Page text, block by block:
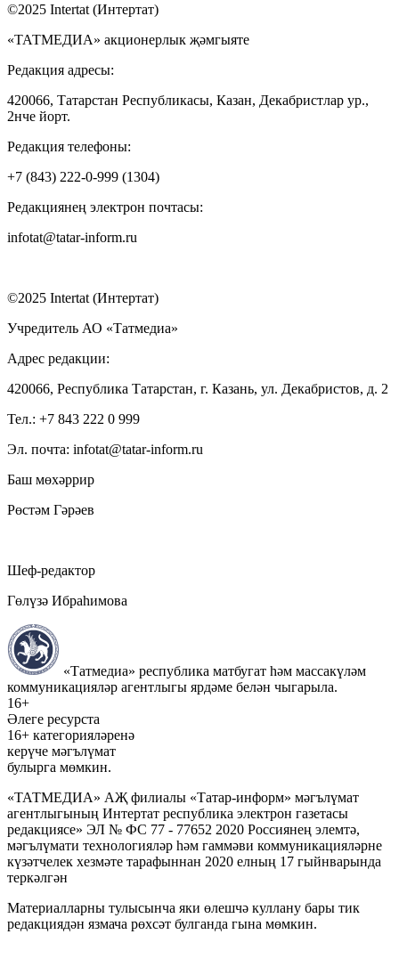
©2025 Intertat (Интертат)
«ТАТМЕДИА» акционерлык җәмгыяте
Редакция адресы:
420066, Татарстан Республикасы, Казан, Декабристлар ур.,
2нче йорт.
Редакция телефоны:
+7 (843) 222-0-999 (1304)
Редакциянең электрон почтасы:
infotat@tatar-inform.ru
©2025 Intertat (Интертат)
Учредитель АО «Татмедиа»
Адрес редакции:
420066, Республика Татарстан, г. Казань, ул. Декабристов, д. 2
Тел.: +7 843 222 0 999
Эл. почта: infotat@tatar-inform.ru
Баш мөхәррир
Рөстәм Гәрәев
Шеф-редактор
Гөлүзә Ибраһимова
«Татмедиа» республика матбугат һәм массакүләм
коммуникацияләр агентлыгы ярдәме белән чыгарыла.
16+
Әлеге ресурста
16+ категорияләренә
керүче мәгълүмат
булырга мөмкин.
«ТАТМЕДИА» АҖ филиалы «Татар-информ» мәгълүмат
агентлыгының Интертат республика электрон газетасы
редакциясе» ЭЛ № ФС 77 - 77652 2020 Россиянең элемтә,
мәгълүмати технологияләр һәм гаммәви коммуникацияләрне
күзәтчелек хезмәте тарафыннан 2020 елның 17 гыйнварында
теркәлгән
Материалларны тулысынча яки өлешчә куллану бары тик
редакциядән язмача рөхсәт булганда гына мөмкин.